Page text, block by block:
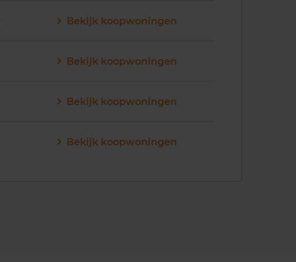
Bekijk koopwoningen
Bekijk koopwoningen
Bekijk koopwoningen
Bekijk koopwoningen